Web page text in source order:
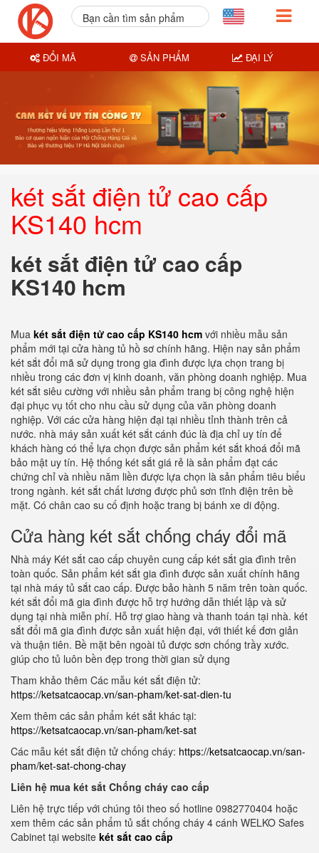
két sắt điện tử cao cấp
KS140 hcm
két sắt điện tử cao cấp
KS140 hcm
Mua két sắt điện tử cao cấp KS140 hcm với nhiều mẫu sản
phẩm mới tại cửa hàng tủ hồ sơ chính hãng. Hiện nay sản phẩm
két sắt đổi mã sử dụng trong gia đình được lựa chọn trang bị
nhiều trong các đơn vị kinh doanh, văn phòng doanh nghiệp. Mua
két sắt siêu cường với nhiều sản phẩm trang bị công nghệ hiện
đại phục vụ tốt cho nhu cầu sử dụng của văn phòng doanh
nghiệp. Với các cửa hàng hiện đại tại nhiều tỉnh thành trên cả
nước. nhà máy sản xuất két sắt cánh đúc là địa chỉ uy tín để
khách hàng có thể lựa chọn được sản phẩm két sắt khoá đổi mã
bảo mật uy tín. Hệ thống két sắt giá rẻ là sản phẩm đạt các
chứng chỉ và nhiều năm liền được lựa chọn là sản phẩm tiêu biểu
trong ngành. két sắt chất lương được phủ sơn tĩnh điện trên bề
mặt. Có chân cao su cố định hoặc trang bị bánh xe di động.
Cửa hàng két sắt chống cháy đổi mã
Nhà máy Két sắt cao cấp chuyên cung cấp két sắt gia đình trên
toàn quốc. Sản phẩm két sắt gia đình được sản xuất chính hãng
tại nhà máy tủ sắt cao cấp. Được bảo hành 5 năm trên toàn quốc.
két sắt đổi mã gia đình được hỗ trợ hướng dẫn thiết lập và sử
dụng tại nhà miễn phí. Hỗ trợ giao hàng và thanh toán tại nhà. két
sắt đổi mã gia đình được sản xuất hiện đại, với thiết kế đơn giản
và thuận tiên. Bề mặt bên ngoài tủ được sơn chống trầy xước.
giúp cho tủ luôn bền đẹp trong thời gian sử dụng
Tham khảo thêm Các mẫu két sắt điện tử:
https://ketsatcaocap.vn/san-pham/ket-sat-dien-tu
Xem thêm các sản phẩm két sắt khác tại:
https://ketsatcaocap.vn/san-pham/ket-sat
Các mẫu két sắt điện tử chống cháy: https://ketsatcaocap.vn/san-
pham/ket-sat-chong-chay
Liên hệ mua két sắt Chống cháy cao cấp
Liên hệ trực tiếp với chúng tôi theo số hotline 0982770404 hoặc
xem thêm các sản phẩm tủ sắt chống cháy 4 cánh WELKO Safes
Cabinet tại website két sắt cao cấp
Bạn cần tìm sản phẩm
ĐỔI MÃ SẢN PHẨM ĐẠI LÝ